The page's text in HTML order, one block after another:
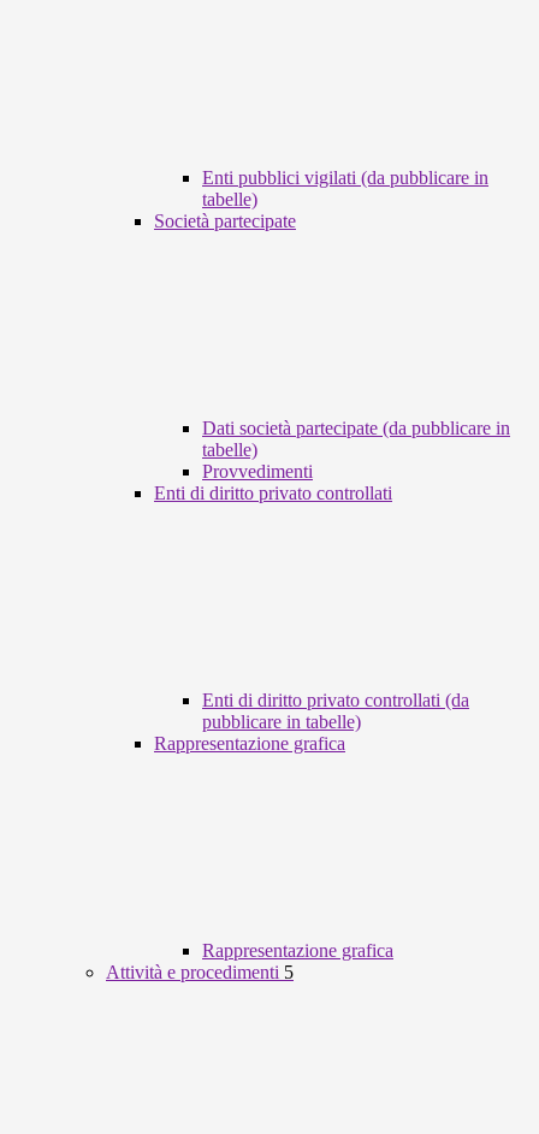
Enti pubblici vigilati (da pubblicare in
tabelle)
Società partecipate
Dati società partecipate (da pubblicare in
tabelle)
Provvedimenti
Enti di diritto privato controllati
Enti di diritto privato controllati (da
pubblicare in tabelle)
Rappresentazione grafica
Rappresentazione grafica
Attività e procedimenti 5